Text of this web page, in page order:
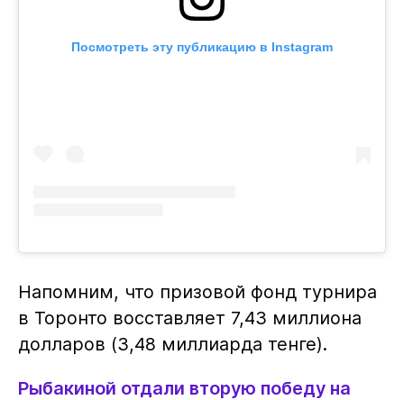
Посмотреть эту публикацию в Instagram
Напомним, что призовой фонд турнира
в Торонто восставляет 7,43 миллиона
долларов (3,48 миллиарда тенге).
Рыбакиной отдали вторую победу на